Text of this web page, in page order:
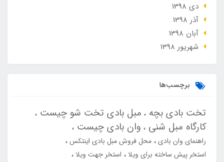
دی 1398
آذر 1398
آبان 1398
شهریور 1398
برچسب‌ها
تخت بادی بچه مبل بادی تخت شو چیست
کارگاه مبل شنی وان بادی چیست
راهنمای وان بادی محل فروش مبل بادی اینتکس
استخر پیش ساخته برای ویلا
استخر جهت ویلا